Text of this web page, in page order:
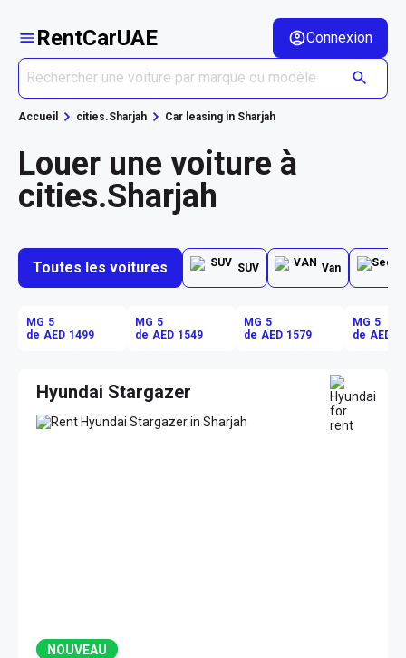
RentCarUAE Connexion
Accueil cities.Sharjah Car leasing in Sharjah
Louer une voiture à
cities.Sharjah
Toutes les voitures SUV Van
MG 5
de AED 1499
MG 5
de AED 1549
MG 5
de AED 1579
MG 5
de AED
Hyundai Stargazer
NOUVEAU